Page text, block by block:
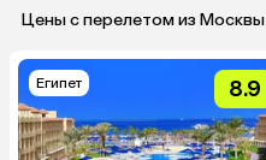
Цены с перелетом из Москвы
Египет 8.9